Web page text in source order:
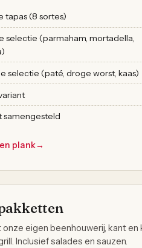
tapas (8 sortes)
selectie (parmaham, mortadella,
selectie (paté, droge worst, kaas)
samengesteld
plank→
eigen beenhouwerij, kant en
Inclusief salades en sauzen.